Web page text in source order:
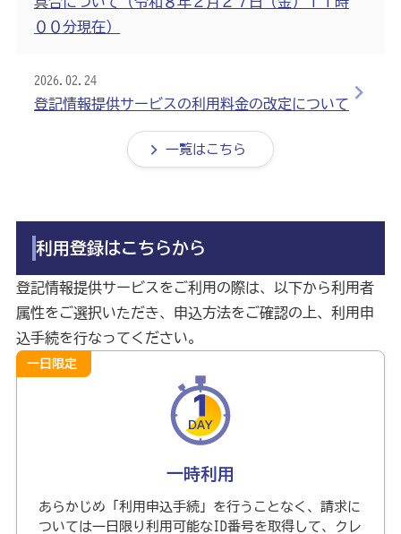
００分現在）
2026.02.24
登記情報提供サービスの利用料金の改定について
一覧はこちら
利用登録はこちらから
登記情報提供サービスをご利用の際は、以下から利用者
属性をご選択いただき、申込方法をご確認の上、利用申
込手続を行なってください。
一時利用
あらかじめ「利用申込手続」を行うことなく、請求に
ついては一日限り利用可能なID番号を取得して、クレ
一日限定